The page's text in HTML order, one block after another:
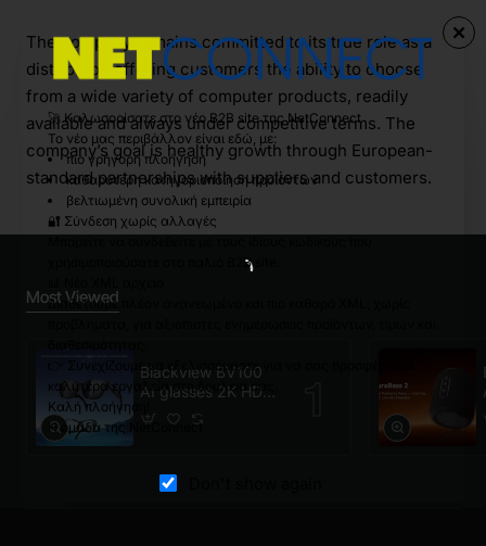
🚀 Καλωσορίσατε στο νέο B2B site της NetConnect
Το νέο μας περιβάλλον είναι εδώ, με:
πιο γρήγορη πλοήγηση
καθαρότερη κατηγοριοποίηση προϊόντων
βελτιωμένη συνολική εμπειρία
🔐 Σύνδεση χωρίς αλλαγές
χρησιμοποιούσατε στο παλιό B2B site.
Διαθέτουμε πλέον ανανεωμένο και πιο καθαρό XML, χωρίς
διαθεσιμότητας.
👉 Συνεχίζουμε να εξελισσόμαστε για να σας προσφέρουμε
καλύτερα εργαλεία στη δουλειά σας.
Καλή πλοήγηση!
Η ομάδα της NetConnect
The company remains committed to its true role as a
distributor, offering customers the ability to choose
from a wide variety of computer products, readily
available and always under competitive terms. The
company’s goal is healthy growth through European-
standard partnerships with suppliers and customers.
Most Viewed
Blackview BV100
AI glasses 2K HD
800W Pixels Smart
Glasses Polarized